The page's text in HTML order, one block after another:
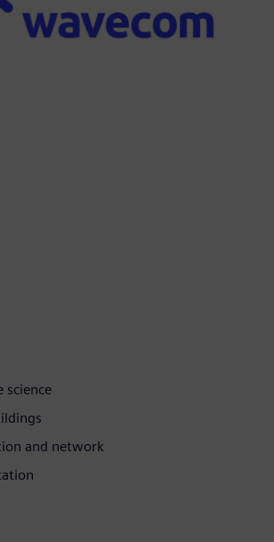
science
and network